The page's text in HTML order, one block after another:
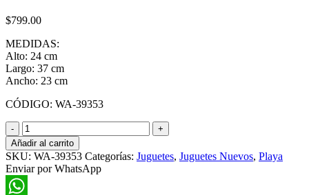
$799.00
MEDIDAS:
Alto: 24 cm
Largo: 37 cm
Ancho: 23 cm
CÓDIGO: WA-39353
Carrito
de
Playa
con
Accesorios
cantidad
Añadir al carrito
SKU: WA-39353 Categorías: Juguetes, Juguetes Nuevos, Playa
Enviar por WhatsApp